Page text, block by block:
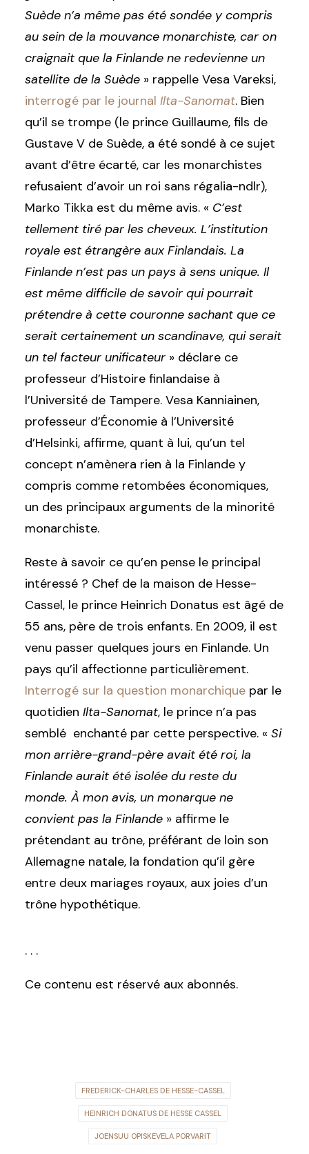
Suède n’a même pas été sondée y compris
au sein de la mouvance monarchiste, car on
craignait que la Finlande ne redevienne un
satellite de la Suède » rappelle Vesa Vareksi,
interrogé par le journal Ilta-Sanomat. Bien
qu’il se trompe (le prince Guillaume, fils de
Gustave V de Suède, a été sondé à ce sujet
avant d’être écarté, car les monarchistes
refusaient d’avoir un roi sans régalia-ndlr),
Marko Tikka est du même avis. « C’est
tellement tiré par les cheveux. L’institution
royale est étrangère aux Finlandais. La
Finlande n’est pas un pays à sens unique. Il
est même difficile de savoir qui pourrait
prétendre à cette couronne sachant que ce
serait certainement un scandinave, qui serait
un tel facteur unificateur » déclare ce
professeur d’Histoire finlandaise à
l’Université de Tampere. Vesa Kanniainen,
professeur d’Économie à l’Université
d’Helsinki, affirme, quant à lui, qu’un tel
concept n’amènera rien à la Finlande y
compris comme retombées économiques,
un des principaux arguments de la minorité
monarchiste.
Reste à savoir ce qu’en pense le principal
intéressé ? Chef de la maison de Hesse-
Cassel, le prince Heinrich Donatus est âgé de
55 ans, père de trois enfants. En 2009, il est
venu passer quelques jours en Finlande. Un
pays qu’il affectionne particulièrement.
Interrogé sur la question monarchique par le
quotidien Ilta-Sanomat, le prince n’a pas
semblé enchanté par cette perspective. « Si
mon arrière-grand-père avait été roi, la
Finlande aurait été isolée du reste du
monde. À mon avis, un monarque ne
convient pas la Finlande » affirme le
prétendant au trône, préférant de loin son
Allemagne natale, la fondation qu’il gère
entre deux mariages royaux, aux joies d’un
trône hypothétique.
. . .
Ce contenu est réservé aux abonnés.
FREDERICK-CHARLES DE HESSE-CASSEL
HEINRICH DONATUS DE HESSE CASSEL
JOENSUU OPISKEVELA PORVARIT